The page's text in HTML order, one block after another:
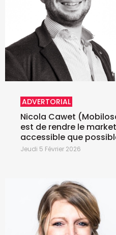
ADVERTORIAL
Nicola Cawet
est de rendre le
accessible que
Jeudi 5 Février 2026